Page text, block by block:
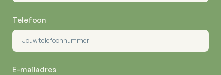
Telefoon
E-mailadres